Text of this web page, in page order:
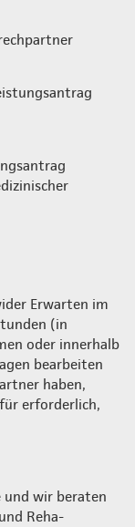
Erwarten im
(in
oder innerhalb
bearbeiten
haben,
erforderlich,
und wir beraten
Reha-